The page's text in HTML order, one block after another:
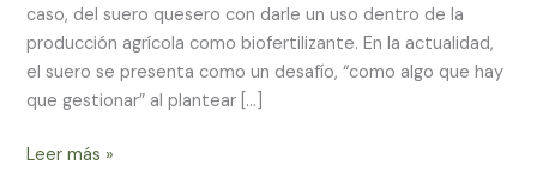
caso, del suero quesero con darle un uso dentro de la
producción agrícola como biofertilizante. En la actualidad,
el suero se presenta como un desafío, “como algo que hay
que gestionar” al plantear […]
Leer más »